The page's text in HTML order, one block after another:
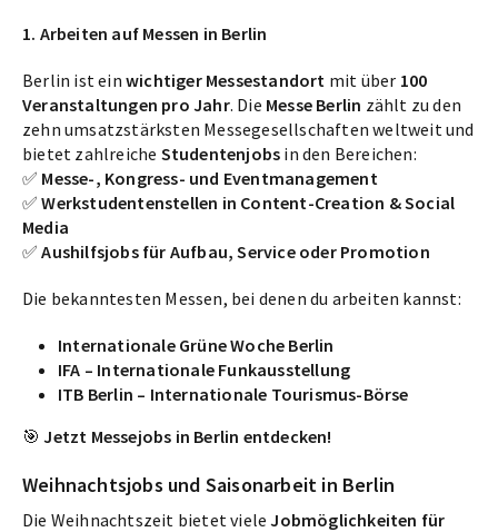
1. Arbeiten auf Messen in Berlin
Berlin ist ein wichtiger Messestandort mit über 100
Veranstaltungen pro Jahr. Die Messe Berlin zählt zu den
zehn umsatzstärksten Messegesellschaften weltweit und
bietet zahlreiche Studentenjobs in den Bereichen:
✅ Messe-, Kongress- und Eventmanagement
✅Werkstudentenstellen in Content-Creation & Social
Media
✅Aushilfsjobs für Aufbau, Service oder Promotion
Die bekanntesten Messen, bei denen du arbeiten kannst:
Internationale Grüne Woche Berlin
IFA – Internationale Funkausstellung
ITB Berlin – Internationale Tourismus-Börse
🎯Jetzt Messejobs in Berlin entdecken!
Weihnachtsjobs und Saisonarbeit in Berlin
Die Weihnachtszeit bietet vieleJobmöglichkeiten für